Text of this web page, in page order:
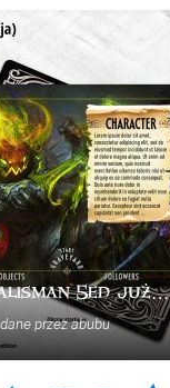
5ed już…
przezabubu